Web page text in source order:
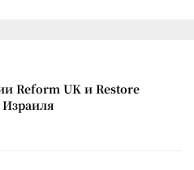
Reform UK и Restore